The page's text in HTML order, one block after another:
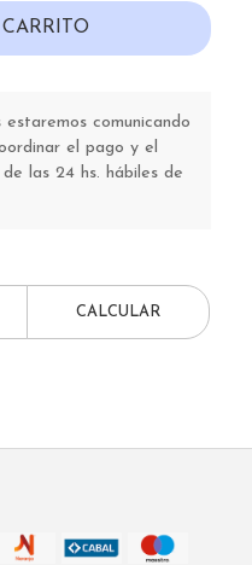
comunicando
el pago y el
las 24 hs. hábiles de
CALCULAR